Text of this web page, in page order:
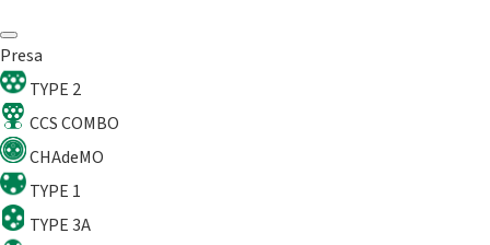
Presa
TYPE 2
CCS COMBO
CHAdeMO
TYPE 1
TYPE 3A